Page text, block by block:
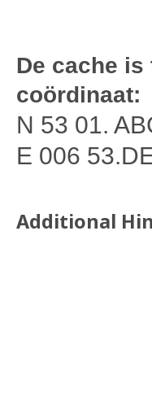
De cache
coördinaat:
N 53 01.
E 006
Additional